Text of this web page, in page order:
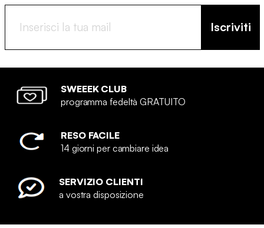
Iscriviti
SWEEEK CLUB
programma fedeltà GRATUITO
RESO FACILE
14 giorni per cambiare idea
SERVIZIO CLIENTI
a vostra disposizione